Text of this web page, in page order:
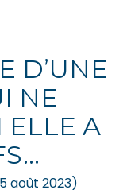
D’UNE
NE
ELLE A
août 2023)